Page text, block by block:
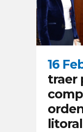
16
traer
litoral